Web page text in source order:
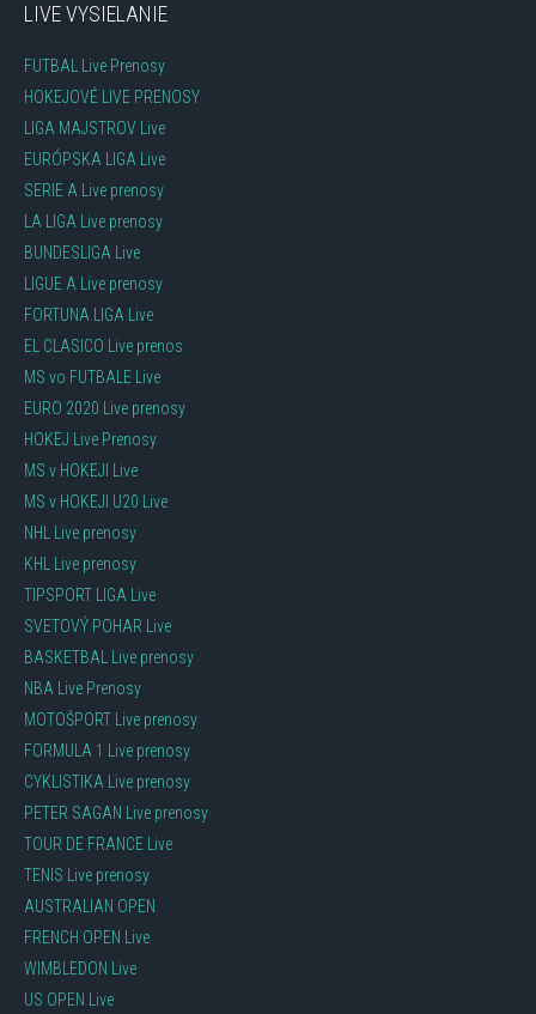
LIVE VYSIELANIE
FUTBAL Live Prenosy
HOKEJOVÉ LIVE PRENOSY
LIGA MAJSTROV Live
EURÓPSKA LIGA Live
SERIE A Live prenosy
LA LIGA Live prenosy
BUNDESLIGA Live
LIGUE A Live prenosy
FORTUNA LIGA Live
EL CLASICO Live prenos
MS vo FUTBALE Live
EURO 2020 Live prenosy
HOKEJ Live Prenosy
MS v HOKEJI Live
MS v HOKEJI U20 Live
NHL Live prenosy
KHL Live prenosy
TIPSPORT LIGA Live
SVETOVÝ POHAR Live
BASKETBAL Live prenosy
NBA Live Prenosy
MOTOŠPORT Live prenosy
FORMULA 1 Live prenosy
CYKLISTIKA Live prenosy
PETER SAGAN Live prenosy
TOUR DE FRANCE Live
TENIS Live prenosy
AUSTRALIAN OPEN
FRENCH OPEN Live
WIMBLEDON Live
US OPEN Live